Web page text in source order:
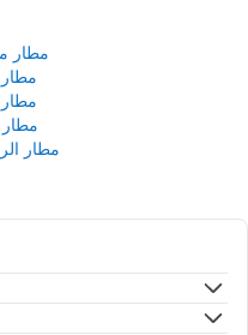
مطار
مطار
مطار